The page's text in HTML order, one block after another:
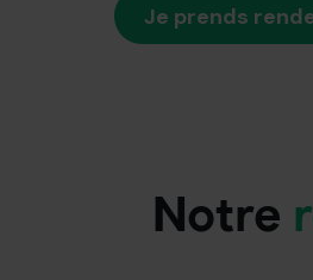
Je prends
Notre